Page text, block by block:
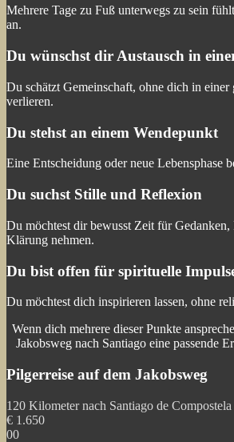
Mehrere Tage zu Fuß unterwegs zu sein
an.
Du wünschst dir Austausch in
Du schätzt Gemeinschaft, ohne dich in einer
verlieren.
Du stehst an einem Wendepunkt
Eine Entscheidung oder neue Lebensphase
Du suchst Stille und Reflexion
Du möchtest dir bewusst Zeit für Gedanken,
Klärung nehmen.
Du bist offen für spirituelle
Du möchtest dich inspirieren lassen, ohne
Wenn dich mehrere dieser Punkte
Jakobsweg nach Santiago eine passende
Pilgerreise auf dem Jakobsweg
120 Kilometer nach Santiago de Compostela
€ 1.650
00